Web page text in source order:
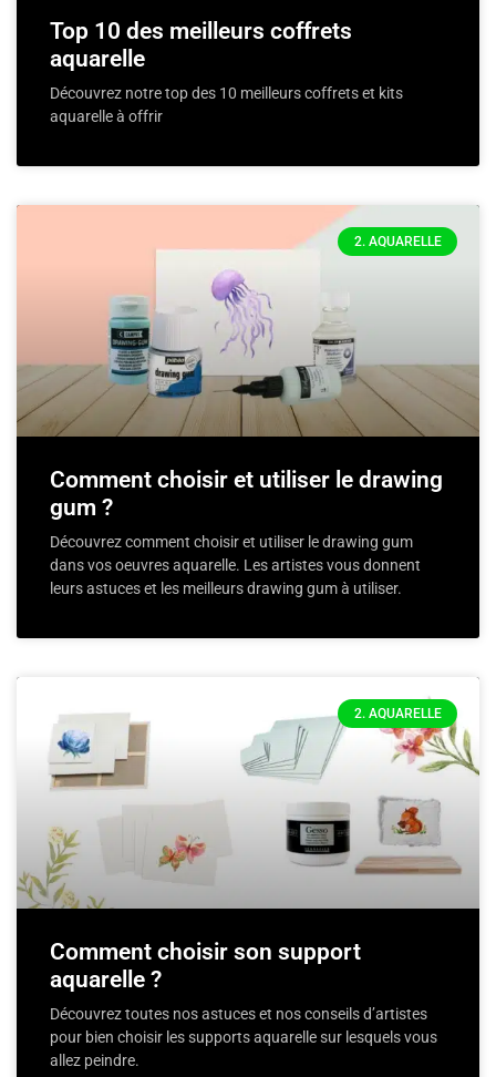
Top 10 des meilleurs coffrets
aquarelle
Découvrez notre top des 10 meilleurs coffrets et kits
aquarelle à offrir
2. AQUARELLE
Comment choisir et utiliser le drawing
gum ?
Découvrez comment choisir et utiliser le drawing gum
dans vos oeuvres aquarelle. Les artistes vous donnent
leurs astuces et les meilleurs drawing gum à utiliser.
2. AQUARELLE
Comment choisir son support
aquarelle ?
Découvrez toutes nos astuces et nos conseils d’artistes
pour bien choisir les supports aquarelle sur lesquels vous
allez peindre.